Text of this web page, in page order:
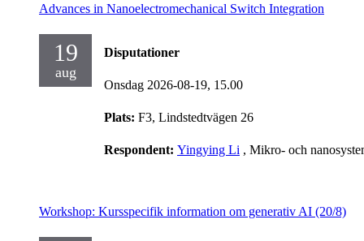
Advances in Nanoelectromechanical Switch Integration
19
aug
Disputationer
Onsdag 2026-08-19, 15.00
Plats: F3, Lindstedtvägen 26
Respondent: Yingying Li , Mikro- och
Workshop: Kursspecifik information om generativ AI (20/8)